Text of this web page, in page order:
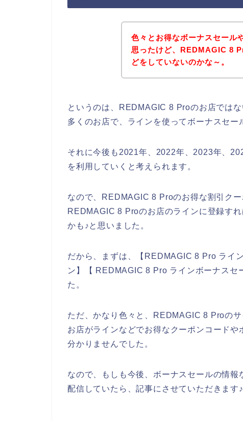
色々とお得なボーナスセール
思ったけど、REDMAGIC 8
どをしていないのかな～。
というのは、REDMAGIC 8 Proのお店では
多くのお店で、ラインを使ってボーナスセー
それに今後も2021年、2022年、2023年、
を利用していくと考えられます。
なので、REDMAGIC 8 Proのお得な割引ク
REDMAGIC 8 Proのお店のラインに登録す
かも♪と思いました。
だから、まずは、【REDMAGIC 8 Pro ライ
ン】【 REDMAGIC 8 Pro ラインボーナスセ
た。
ただ、かなり色々と、REDMAGIC 8 Proの
お店がラインなどでお得なクーポンコード
分かりませんでした。
なので、もしも今後、ボーナスセールの情
配信していたら、記事にさせていただきます♪